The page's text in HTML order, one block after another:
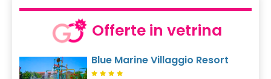
Offerte in vetrina
Blue Marine Villaggio Resort